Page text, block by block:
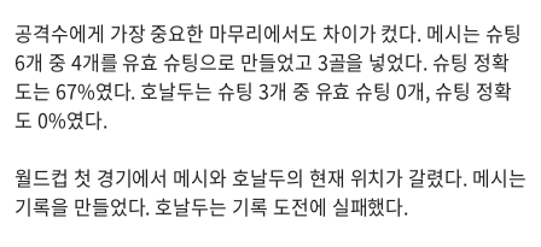
공격수에게 가장 중요한 마무리에서도 차이가 컸다. 메시는 슈팅
6개 중 4개를 유효 슈팅으로 만들었고 3골을 넣었다. 슈팅 정확
도는 67%였다. 호날두는 슈팅 3개 중 유효 슈팅 0개, 슈팅 정확
도 0%였다.
월드컵 첫 경기에서 메시와 호날두의 현재 위치가 갈렸다. 메시는
기록을 만들었다. 호날두는 기록 도전에 실패했다.